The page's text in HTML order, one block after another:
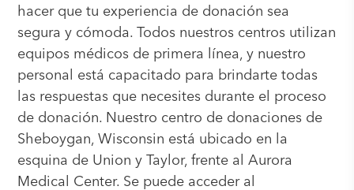
hacer que tu experiencia de donación sea
segura y cómoda. Todos nuestros centros utilizan
equipos médicos de primera línea, y nuestro
personal está capacitado para brindarte todas
las respuestas que necesites durante el proceso
de donación. Nuestro centro de donaciones de
Sheboygan, Wisconsin está ubicado en la
esquina de Union y Taylor, frente al Aurora
Medical Center. Se puede acceder al